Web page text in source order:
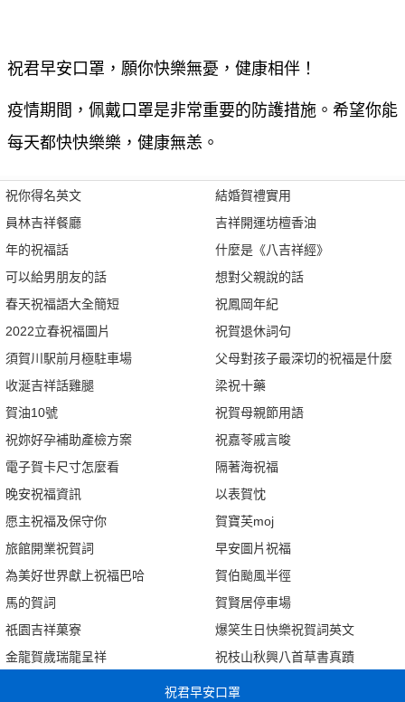
祝君早安口罩，願你快樂無憂，健康相伴！
疫情期間，佩戴口罩是非常重要的防護措施。希望你能
每天都快快樂樂，健康無恙。
祝你得名英文
員林吉祥餐廳
年的祝福話
可以給男朋友的話
春天祝福語大全簡短
2022立春祝福圖片
須賀川駅前月極駐車場
收涎吉祥話雞腿
賀油10號
祝妳好孕補助產檢方案
電子賀卡尺寸怎麼看
晚安祝福資訊
愿主祝福及保守你
旅館開業祝賀詞
為美好世界獻上祝福巴哈
馬的賀詞
祇園吉祥菓寮
金龍賀歲瑞龍呈祥
結婚賀禮實用
吉祥開運坊檀香油
什麼是《八吉祥經》
想對父親說的話
祝鳳岡年紀
祝賀退休詞句
父母對孩子最深切的祝福是什麼
梁祝十藥
祝賀母親節用語
祝嘉苓戚言晙
隔著海祝福
以表賀忱
賀寶芙moj
早安圖片祝福
賀伯颱風半徑
賀賢居停車場
爆笑生日快樂祝賀詞英文
祝枝山秋興八首草書真蹟
祝君早安口罩